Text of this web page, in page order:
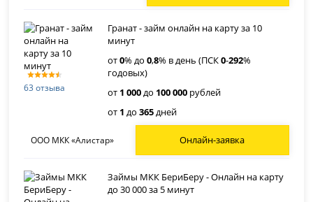
63 отзыва
Гранат - займ онлайн на карту за 10
минут
от0% до0,8% в день (ПСК0-292%
годовых)
от 1 000до 100 000 рублей
от 1 до365дней
ООО МКК «Алистар» Онлайн-заявка
Займы МКК БериБеру - Онлайн на карту
до 30 000 за 5 минут